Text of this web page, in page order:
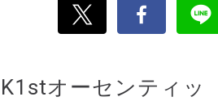
オーセンティッ